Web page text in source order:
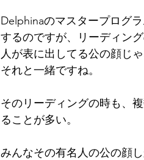
Delphinaのマスタープログ
するのですが、リーディン
人が表に出してる公の顔じ
それと一緒ですね。
そのリーディングの時も、
ることが多い。
みんなその有名人の公の顔